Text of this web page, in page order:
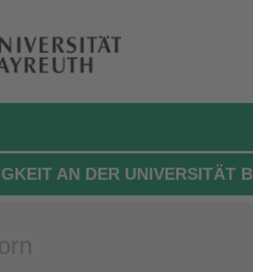
AN DER UNIVERSITÄT